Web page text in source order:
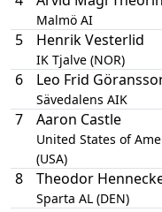
Malmö AI
5 Henrik Vesterlid
IK Tjalve (NOR)
6 Leo Frid
Sävedalens AIK
7 Aaron Castle
United States of
(USA)
8 Theodor
Sparta AL (DEN)